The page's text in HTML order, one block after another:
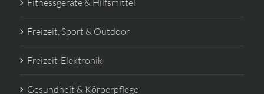
Fitnessgeräte & Hilfsmittel
Freizeit, Sport & Outdoor
Freizeit-Elektronik
Gesundheit & Körperpflege